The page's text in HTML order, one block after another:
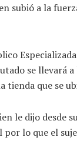
subió a la
se llevará
tienda que se
le dijo desde
lo que el